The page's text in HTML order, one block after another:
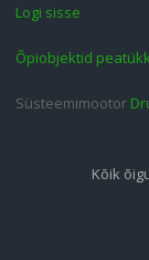
Logi sisse
Õpiobjektid
Süsteemimootor
Kõik